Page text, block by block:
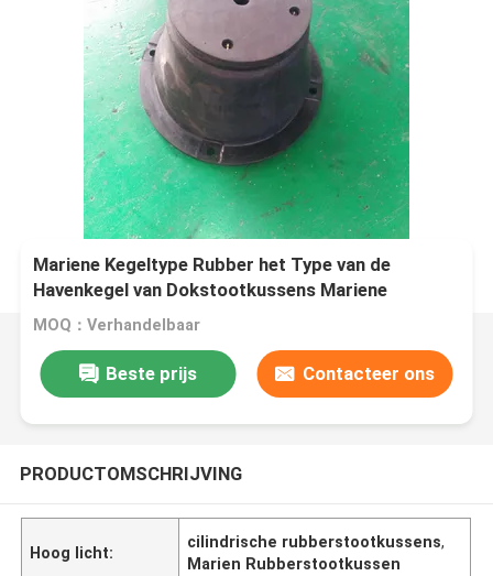
Mariene Kegeltype Rubber het Type van de
Havenkegel van Dokstootkussens Mariene
Rubberbumpers
MOQ：Verhandelbaar
Beste prijs Contacteer ons
PRODUCTOMSCHRIJVING
Hoog licht:
cilindrische rubberstootkussens,
Marien Rubberstootkussen